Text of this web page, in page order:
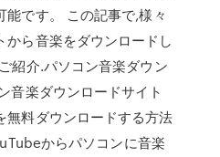
能です。 この記事で,様々
から音楽をダウンロードし
紹介.パソコン音楽ダウン
音楽ダウンロードサイト
無料ダウンロードする方法
からパソコンに音楽